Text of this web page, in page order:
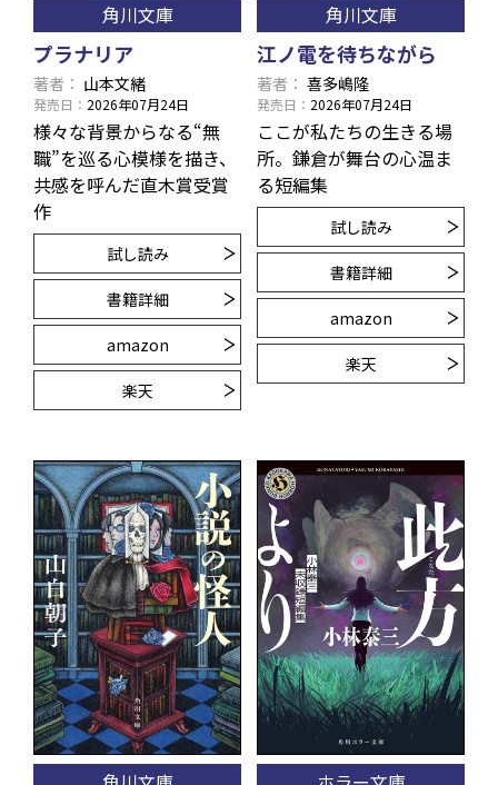
角川文庫
プラナリア
著者 山本文緒
発売日 2026年07月24日
様々な背景からなる“無
職”を巡る心模様を描き、
共感を呼んだ直木賞受賞
作
試し読み
書籍詳細
amazon
楽天
角川文庫
江ノ電を待ちながら
著者 喜多嶋隆
発売日 2026年07月24日
ここが私たちの生きる場
所。鎌倉が舞台の心温ま
る短編集
試し読み
書籍詳細
amazon
楽天